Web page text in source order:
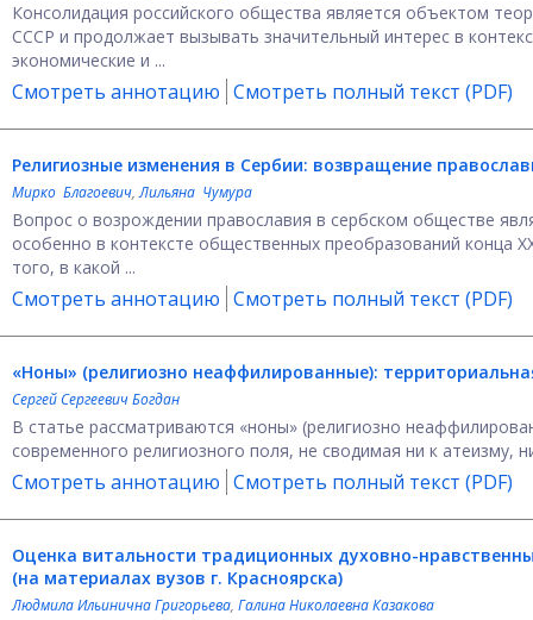
Консолидация российского общества является объектом
СССР и продолжает вызывать значительный интерес в
экономические и ...
Смотреть аннотацию Смотреть полный текст (PDF)
Религиозные изменения в Сербии: возвращение
Мирко Благоевич,Лильяна Чумура
Вопрос о возрождении православия в сербском обществе
особенно в контексте общественных преобразований конца
того, в какой ...
Смотреть аннотацию Смотреть полный текст (PDF)
«Ноны» (религиозно неаффилированные):
Сергей Сергеевич Богдан
В статье рассматриваются «ноны» (религиозно
современного религиозного поля, не сводимая ни к атеизму,
Смотреть аннотацию Смотреть полный текст (PDF)
Оценка витальности традиционных духовно-
(на материалах вузов г. Красноярска)
Людмила Ильинична Григорьева, Галина Николаевна Казакова